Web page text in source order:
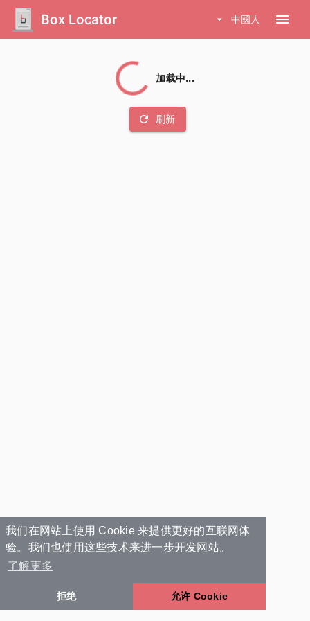
我们在网站上使用 Cookie 来提供更好的互联网体
验。我们也使用这些技术来进一步开发网站。
了解更多
拒绝 允许 Cookie
Box Locator arrow_drop_down 中國人 menu
加载中...
refresh 刷新